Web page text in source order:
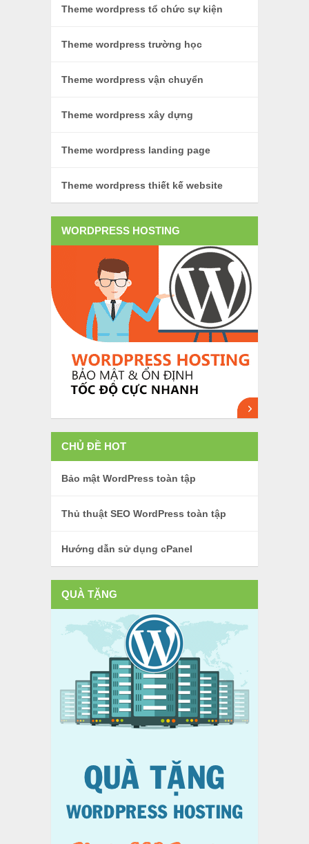
Theme wordpress tổ chức sự kiện
Theme wordpress trường học
Theme wordpress vận chuyển
Theme wordpress xây dựng
Theme wordpress landing page
Theme wordpress thiết kế website
WORDPRESS HOSTING
CHỦ ĐỀ HOT
Bảo mật WordPress toàn tập
Thủ thuật SEO WordPress toàn tập
Hướng dẫn sử dụng cPanel
QUÀ TẶNG